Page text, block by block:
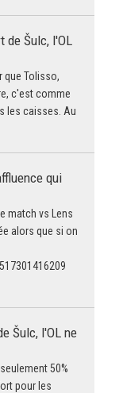
de Šulc, l'OL
que Tolisso,
c'est comme
les caisses. Au
qui
match vs Lens
alors que si on
Šulc, l'OL ne
50%
pour les